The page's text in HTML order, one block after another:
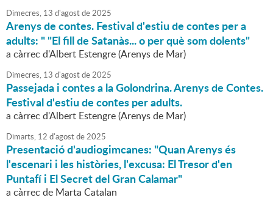
Dimecres, 13 d'agostde2025
Arenys de contes. Festival d'estiu de contes per a
adults: " "El fill de Satanàs... o per què som dolents"
a càrrec d'Albert Estengre (Arenys de Mar)
Dimecres, 13 d'agostde2025
Passejada i contes a la Golondrina. Arenys de Contes.
Festival d'estiu de contes per adults.
a càrrec d'Albert Estengre (Arenys de Mar)
Dimarts, 12 d'agostde2025
Presentació d'audiogimcanes: "Quan Arenys és
l'escenari i les històries, l'excusa: El Tresor d'en
Puntafí i El Secret del Gran Calamar"
a càrrec de Marta Catalan